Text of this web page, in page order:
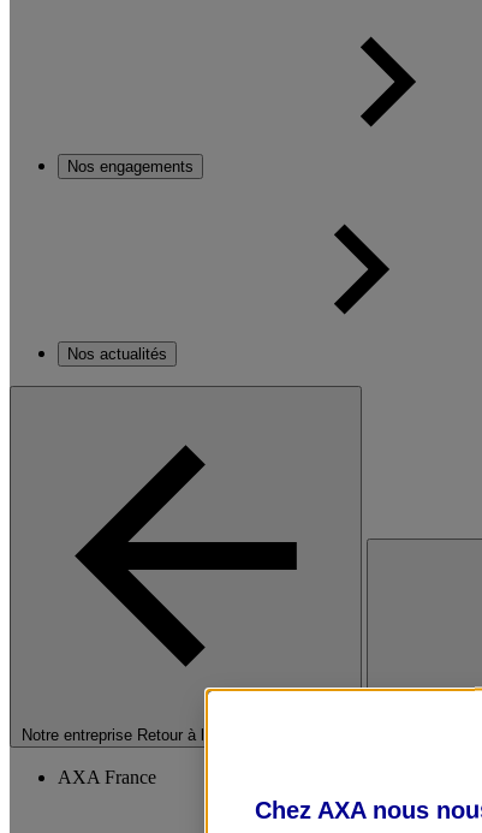
Nos engagements
Nos actualités
Notre entreprise Retour à la section précédente
AXA France
Chez AXA nous